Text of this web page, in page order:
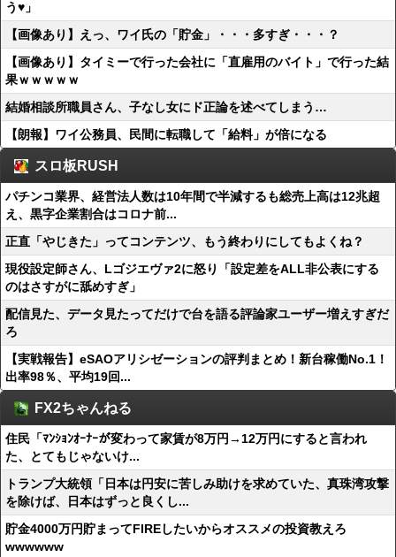
う♥」
【画像あり】えっ、ワイ氏の「貯金」・・・多すぎ・・・？
【画像あり】タイミーで行った会社に「直雇用のバイト」で行った結
果ｗｗｗｗｗ
結婚相談所職員さん、子なし女にド正論を述べてしまう…
【朗報】ワイ公務員、民間に転職して「給料」が倍になる
スロ板RUSH
パチンコ業界、経営法人数は10年間で半減するも総売上高は12兆超
え、黒字企業割合はコロナ前...
正直「やじきた」ってコンテンツ、もう終わりにしてもよくね？
現役設定師さん、Lゴジエヴァ2に怒り「設定差をALL非公表にする
のはさすがに舐めすぎ」
配信見た、データ見たってだけで台を語る評論家ユーザー増えすぎだ
ろ
【実戦報告】eSAOアリシゼーションの評判まとめ！新台稼働No.1！
出率98％、平均19回...
FX2ちゃんねる
住民「ﾏﾝｼｮﾝｵｰﾅｰが変わって家賃が8万円→12万円にすると言われ
た、とてもじゃないけ...
トランプ大統領「日本は円安に苦しみ助けを求めていた、真珠湾攻撃
を除けば、日本はずっと良くし...
貯金4000万円貯まってFIREしたいからオススメの投資教えろ
wwwwww